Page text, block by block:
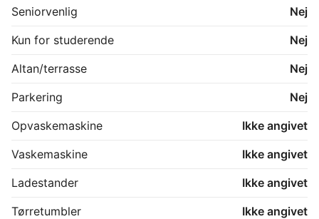
Seniorvenlig
Nej
Kun for studerende
Nej
Altan/terrasse
Nej
Parkering
Nej
Opvaskemaskine
Ikke angivet
Vaskemaskine
Ikke angivet
Ladestander
Ikke angivet
Tørretumbler
Ikke angivet